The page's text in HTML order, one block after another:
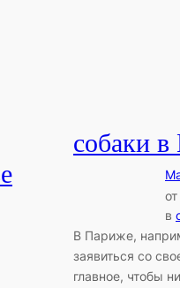
собаки в
в
В Париже,
заявиться со
главное, чтобы